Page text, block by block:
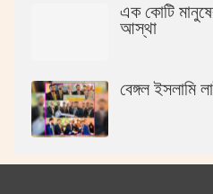
এক কোটি মানুষের
আস্থা
বেঙ্গল ইসলামি